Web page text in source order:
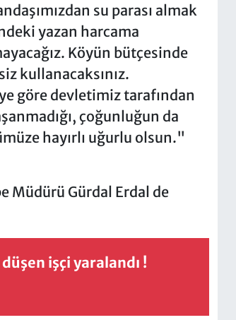
su parası almak
yazan harcama
Köyün bütçesinde
kullanacaksınız.
göre devletimiz tarafından
çoğunluğun da
hayırlı uğurlu olsun."
Müdürü Gürdal Erdal de
işçi yaralandı !